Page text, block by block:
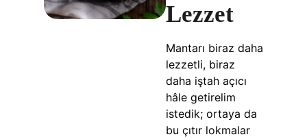
Lezzet
Mantarı biraz daha
lezzetli, biraz
daha iştah açıcı
hâle getirelim
istedik; ortaya da
bu çıtır lokmalar